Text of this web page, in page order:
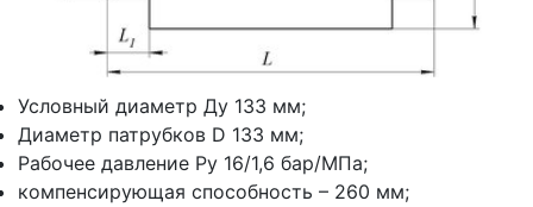
Условный диаметр Ду 133 мм;
Диаметр патрубков D 133 мм;
Рабочее давление Ру 16/1,6 бар/МПа;
компенсирующая способность – 260 мм;